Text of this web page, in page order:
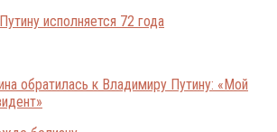
обратилась к Владимиру Путину: «Мой